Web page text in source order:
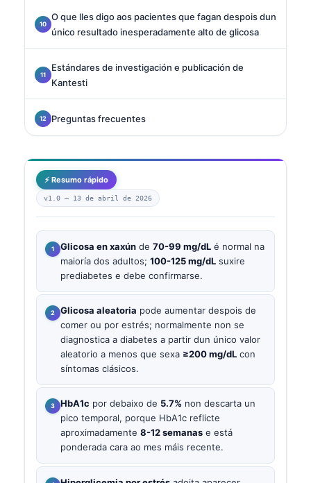
O que lles digo aos pacientes que fagan despois dun
único resultado inesperadamente alto de glicosa
Estándares de investigación e publicación de
Kantesti
Preguntas frecuentes
⚡ Resumo rápido
v1.0 — 13 de abril de 2026
Glicosa en xaxún de 70-99 mg/dL é normal na
maioría dos adultos; 100-125 mg/dL suxire
prediabetes e debe confirmarse.
Glicosa aleatoria pode aumentar despois de
comer ou por estrés; normalmente non se
diagnostica a diabetes a partir dun único valor
aleatorio a menos que sexa ≥200 mg/dL con
síntomas clásicos.
HbA1c por debaixo de 5.7% non descarta un
pico temporal, porque HbA1c reflicte
aproximadamente 8-12 semanas e está
ponderada cara ao mes máis recente.